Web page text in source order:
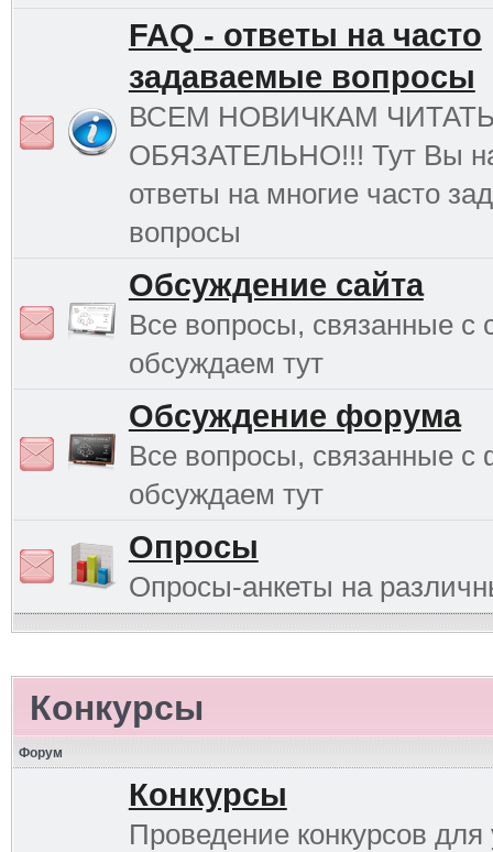
FAQ - ответы на часто
задаваемые вопросы
ВСЕМ НОВИЧКАМ
ОБЯЗАТЕЛЬНО!!! Тут Вы
ответы на многие часто
вопросы
Обсуждение сайта
Все вопросы, связанные с
обсуждаем тут
Обсуждение форума
Все вопросы, связанные
обсуждаем тут
Опросы
Опросы-анкеты на
Конкурсы
Форум
Конкурсы
Проведение конкурсов для